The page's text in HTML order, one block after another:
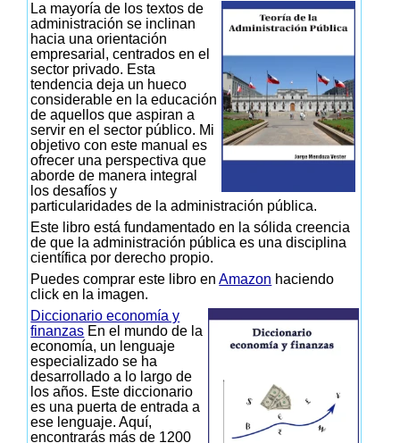
La mayoría de los textos de
administración se inclinan
hacia una orientación
empresarial, centrados en el
sector privado. Esta
tendencia deja un hueco
considerable en la educación
de aquellos que aspiran a
servir en el sector público. Mi
objetivo con este manual es
ofrecer una perspectiva que
aborde de manera integral
los desafíos y
particularidades de la administración pública.
Este libro está fundamentado en la sólida creencia
de que la administración pública es una disciplina
científica por derecho propio.
Puedes comprar este libro enAmazon haciendo
click en la imagen.
Diccionario economía y
finanzas En el mundo de la
economía, un lenguaje
especializado se ha
desarrollado a lo largo de
los años. Este diccionario
es una puerta de entrada a
ese lenguaje. Aquí,
encontrarás más de 1200